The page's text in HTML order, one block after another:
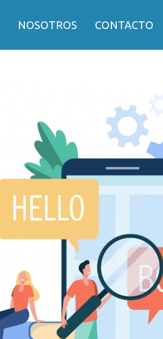
NOSOTROS CONTACTO